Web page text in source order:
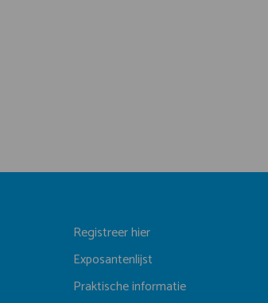
Registreer hier
Exposantenlijst
Praktische informatie